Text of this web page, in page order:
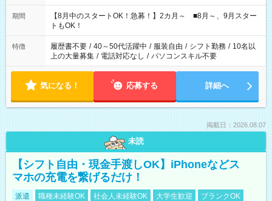
と休みを合わせたい」 「余裕を持って夕飯の準備がしたい」
「できれば残業はしたくない」 など、ご希望を教えてください
ね。 ※Wワーク希望の方へ 今ご覧のお仕事で希望する勤務時間
と、もう1つのお仕事の勤務時間。 合計で週40時間を超える場
合は応募できません。
期間
【8月中のスタートOK！急募！】2カ月～ ■8月～、9月スター
トもOK！
特徴 履歴書不要 / 40～50代活躍中 / 服装自由 / シフト勤務 / 10名以
上の大量募集 / 電話対応なし / パソコンスキル不要
気になる！ 応募する 詳細へ
掲載日：2026.08.07
未読
【シフト自由・現金手渡しOK】iPhoneなどス
マホの充電を繋げるだけ！
派遣 職種未経験OK 社会人未経験OK 大学生歓迎
ブランクOK